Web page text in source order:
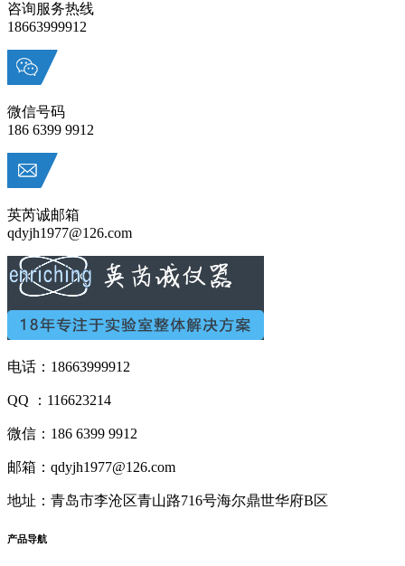
咨询服务热线
18663999912
微信号码
186 6399 9912
英芮诚邮箱
qdyjh1977@126.com
电话：18663999912
QQ ：116623214
微信：186 6399 9912
邮箱：qdyjh1977@126.com
地址：青岛市李沧区青山路716号海尔鼎世华府B区
产品导航